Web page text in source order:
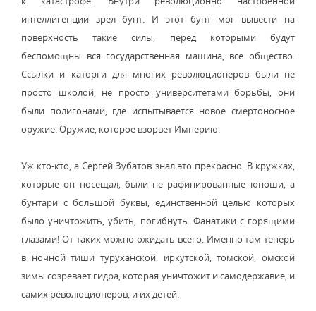
интеллигенции зрел бунт. И этот бунт мог вывести на
поверхность такие силы, перед которыми будут
беспомощны вся государственная машина, все общество.
Ссылки и каторги для многих революционеров были не
просто школой, не просто университетами борьбы, они
были полигонами, где испытывается новое смертоносное
оружие. Оружие, которое взорвет Империю.
Уж кто-кто, а Сергей Зубатов знал это прекрасно. В кружках,
которые он посещал, были не рафинированные юноши, а
бунтари с большой буквы, единственной целью которых
было уничтожить, убить, погибнуть. Фанатики с горящими
глазами! От таких можно ожидать всего. Именно там теперь
в ночной тиши туруханской, иркутской, томской, омской
зимы созревает гидра, которая уничтожит и самодержавие, и
самих революционеров, и их детей.